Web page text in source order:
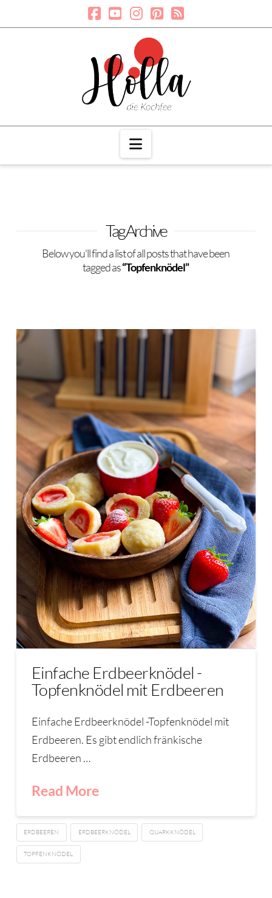
Navigation
Tag Archive
Below you'll find a list of all posts that have been
tagged as“Topfenknödel”
Einfache Erdbeerknödel -
Topfenknödel mit Erdbeeren
Einfache Erdbeerknödel -Topfenknödel mit
Erdbeeren. Es gibt endlich fränkische
Erdbeeren …
Read More
ERDBEEREN ERDBEERKNÖDEL QUARKKNÖDEL
TOPFENKNÖDEL